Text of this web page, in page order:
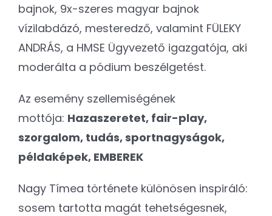
bajnok, 9x-szeres magyar bajnok
vízilabdázó, mesteredző, valamint FÜLEKY
ANDRÁS, a HMSE Ügyvezető igazgatója, aki
moderálta a pódium beszélgetést.
Az esemény szellemiségének
mottója: Hazaszeretet, fair-play,
szorgalom, tudás, sportnagyságok,
példaképek, EMBEREK
Nagy Tímea története különösen inspiráló:
sosem tartotta magát tehetségesnek,